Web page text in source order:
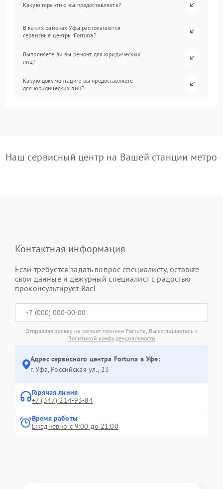
Какую гарантию вы предоставляете?
В каких районах Уфы располагаются
сервисные центры Fortuna?
Выполняете ли вы ремонт для юридических
лиц?
Какую документацию вы предоставляете
для юридических лиц?
Наш сервисный центр на Вашей станции метро
Контактная информация
Если требуется задать вопрос специалисту, оставьте
свои данные и дежурный специалист с радостью
проконсультирует Вас!
Отправляя заявку на ремонт техники Fortuna, Вы соглашаетесь с
Политикой конфиденциальности
Адрес сервисного центра Fortuna в Уфе:
г. Уфа, Российская ул., 23
Горячая линия
+7 (347) 214-93-84
Время работы
Ежедневно с 9:00 до 21:00